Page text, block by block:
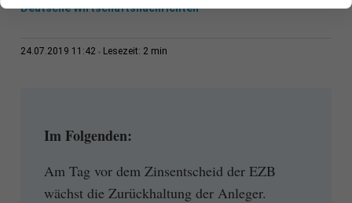
Deutsche Wirtschaftsnachrichten
24.07.2019 11:42 Lesezeit: 2 min
Im Folgenden:
Am Tag vor dem Zinsentscheid der EZB
wächst die Zurückhaltung der Anleger.